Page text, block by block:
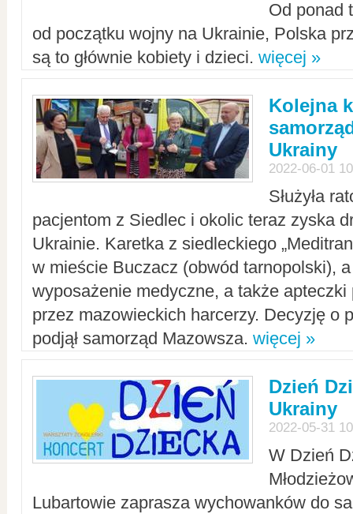
Od ponad
od początku wojny na Ukrainie, Polska
są to głównie kobiety i dzieci. więcej »
Kolejna
Ukrainy
2022-06-01
Służyła
pacjentom z Siedlec i okolic teraz zyska
Ukrainie. Karetka z siedleckiego
w mieście Buczacz (obwód tarnopolski),
wyposażenie medyczne, a także apteczki
przez mazowieckich harcerzy. Decyzję o
podjął samorząd Mazowsza. więcej »
Dzień
Ukrainy
2022-05-31
W Dzień
Lubartowie zaprasza wychowanków do